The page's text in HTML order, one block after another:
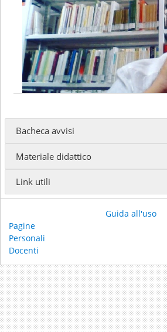
mail
Email:domenicocambareri@yahoo.it
Bacheca avvisi
Materiale didattico
Link utili
Pagine
Personali
Docenti
Guida all'uso